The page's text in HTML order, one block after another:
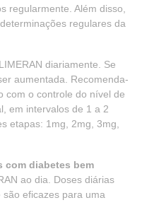
regularmente. Além disso,
regulares da
diariamente. Se
aumentada. Recomenda-
com o controle do nível de
em intervalos de 1 a 2
etapas: 1mg, 2mg, 3mg,
com diabetes bem
ao dia. Doses diárias
eficazes para uma